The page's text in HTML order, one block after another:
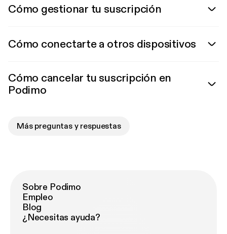
Cómo gestionar tu suscripción
Cómo conectarte a otros dispositivos
Cómo cancelar tu suscripción en
Podimo
Más preguntas y respuestas
Sobre Podimo
Empleo
Blog
¿Necesitas ayuda?